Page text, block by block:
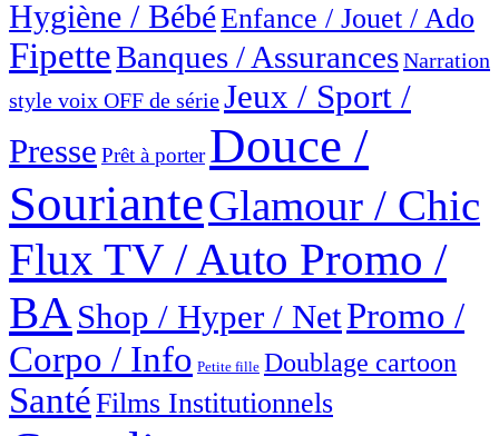
Hygiène / BébéEnfance / Jouet / Ado
FipetteBanques / AssurancesNarration
style voix OFF de sérieJeux / Sport /
Presse Prêt à porter Douce /
SourianteGlamour / Chic
Flux TV / Auto Promo /
BA Shop / Hyper / NetPromo /
Corpo / Info Petite fille Doublage cartoon
SantéFilms Institutionnels